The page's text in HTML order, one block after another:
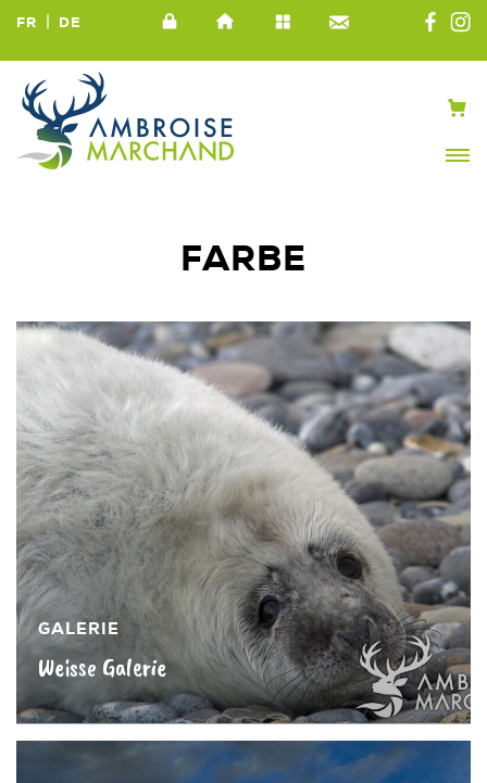
FR | DE
FARBE
GALERIE
Weisse Galerie
Mehr sehen »